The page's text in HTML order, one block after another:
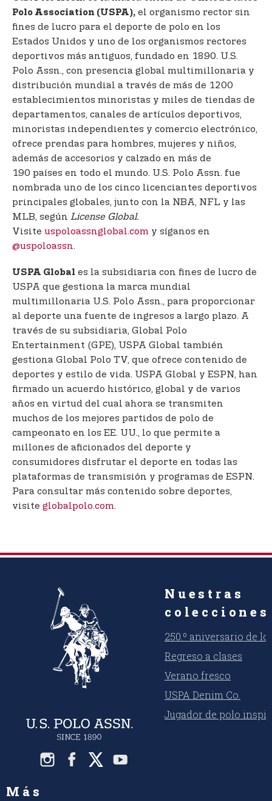
Polo Association (USPA), el organismo rector sin
fines de lucro para el deporte de polo en los
Estados Unidos y uno de los organismos rectores
deportivos más antiguos, fundado en 1890. U.S.
Polo Assn., con presencia global multimillonaria y
distribución mundial a través de más de 1200
establecimientos minoristas y miles de tiendas de
departamentos, canales de artículos deportivos,
minoristas independientes y comercio electrónico,
ofrece prendas para hombres, mujeres y niños,
además de accesorios y calzado en más de
190 países en todo el mundo. U.S. Polo Assn. fue
nombrada uno de los cinco licenciantes deportivos
principales globales, junto con la NBA, NFL y las
MLB, según License Global.
Visite uspoloassnglobal.com y síganos en
@uspoloassn.
USPA Global es la subsidiaria con fines de lucro de
USPA que gestiona la marca mundial
multimillonaria U.S. Polo Assn., para proporcionar
al deporte una fuente de ingresos a largo plazo. A
través de su subsidiaria, Global Polo
Entertainment (GPE), USPA Global también
gestiona Global Polo TV, que ofrece contenido de
deportes y estilo de vida. USPA Global y ESPN, han
firmado un acuerdo histórico, global y de varios
años en virtud del cual ahora se transmiten
muchos de los mejores partidos de polo de
campeonato en los EE. UU., lo que permite a
millones de aficionados del deporte y
consumidores disfrutar el deporte en todas las
plataformas de transmisión y programas de ESPN.
Para consultar más contenido sobre deportes,
visite globalpolo.com.
Nuestras
colecciones
250.º aniversario de
Regreso a clases
Verano fresco
USPA Denim Co.
Jugador de polo
Más